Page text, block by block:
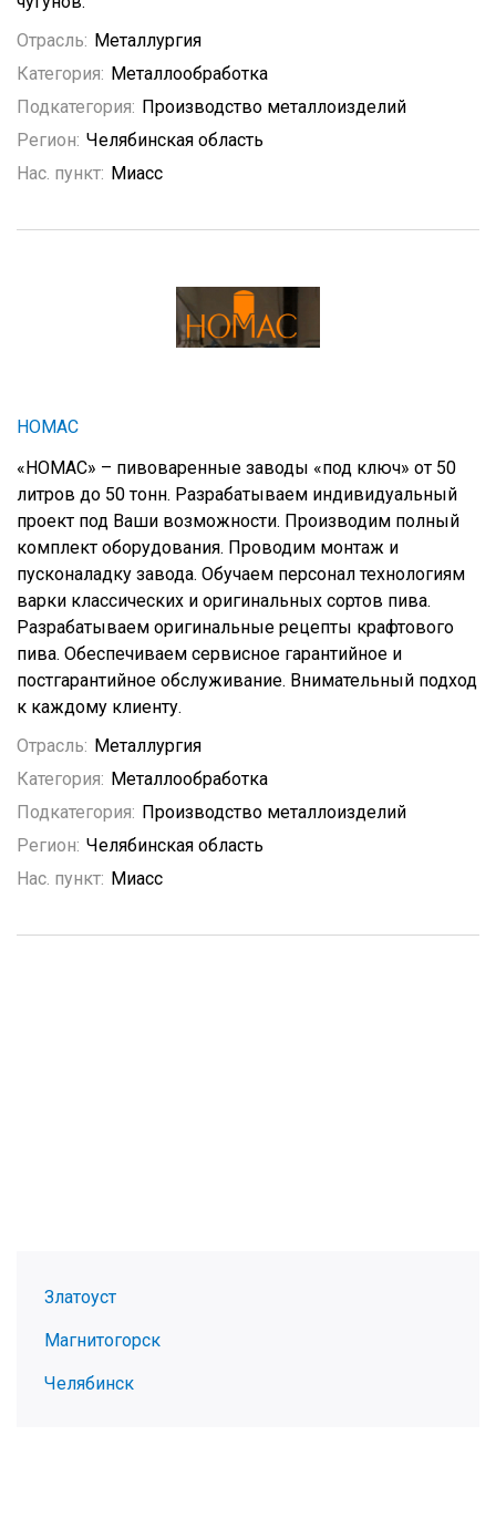
Отрасль: Металлургия
Категория: Металлообработка
Подкатегория: Производство металлоизделий
Регион: Челябинская область
Нас. пункт: Миасс
НОМАС
«НОМАС» – пивоваренные заводы «под ключ» от 50
литров до 50 тонн. Разрабатываем индивидуальный
проект под Ваши возможности. Производим полный
комплект оборудования. Проводим монтаж и
пусконаладку завода. Обучаем персонал технологиям
варки классических и оригинальных сортов пива.
Разрабатываем оригинальные рецепты крафтового
пива. Обеспечиваем сервисное гарантийное и
постгарантийное обслуживание. Внимательный подход
к каждому клиенту.
Отрасль: Металлургия
Категория: Металлообработка
Подкатегория: Производство металлоизделий
Регион: Челябинская область
Нас. пункт: Миасс
Златоуст
Магнитогорск
Челябинск